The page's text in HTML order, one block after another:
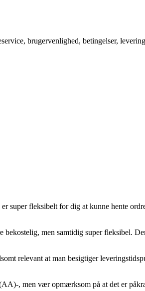
brugervenlighed, betingelser,
super fleksibelt for dig at kunne hente
men samtidig super fleksibel.
relevant at man besigtiger
, men vær opmærksom på at det er